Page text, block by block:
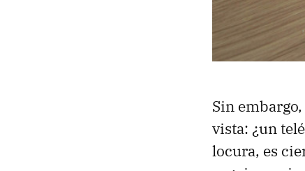
Sin
vista: ¿un
locura, es